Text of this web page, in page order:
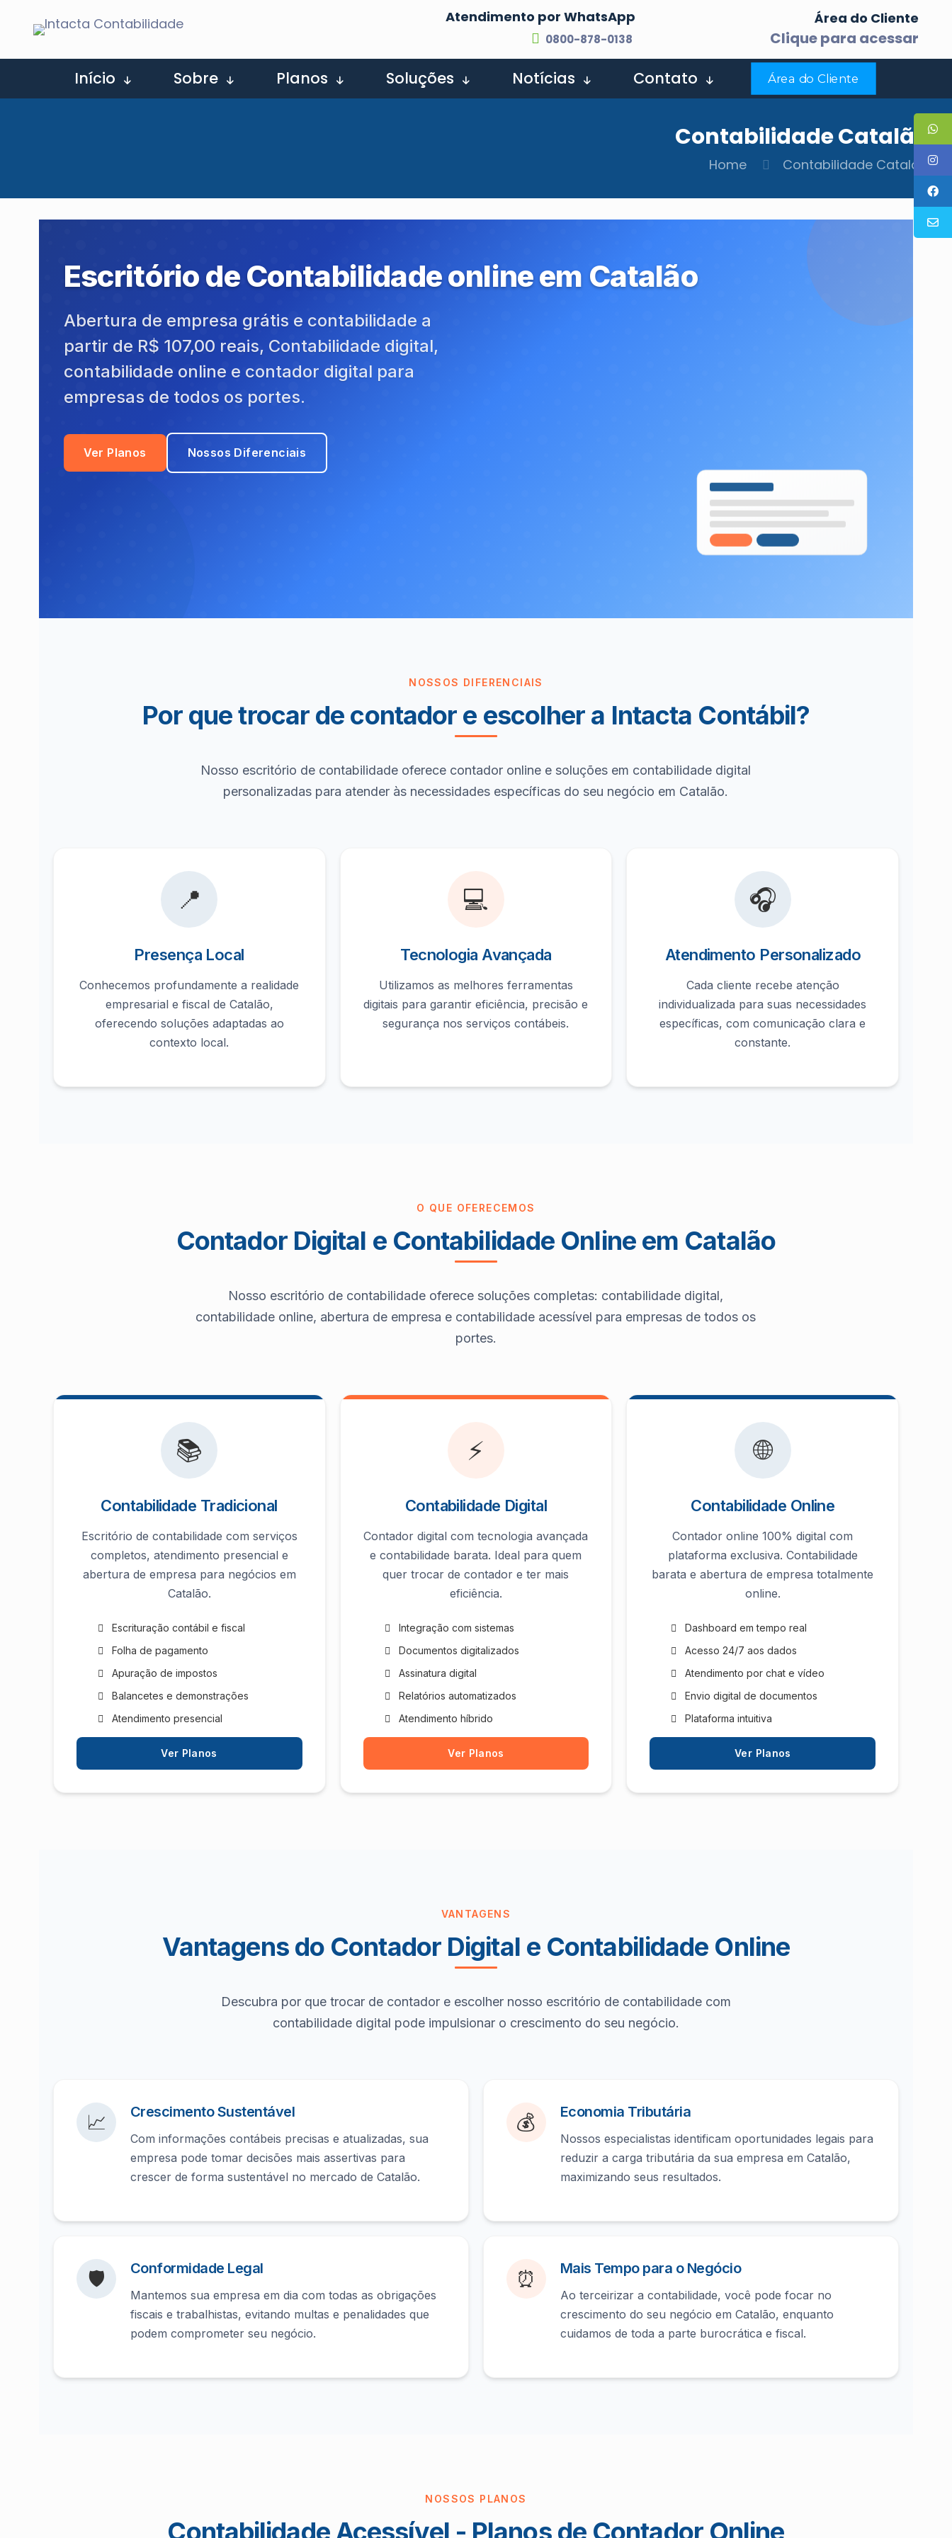
Atendimento por WhatsApp
0800-878-0138
Área do Cliente
Clique para acessar
Início Sobre Planos Soluções Notícias Contato Área do Cliente
Contabilidade Catalão
Home Contabilidade Catalão
Escritório de Contabilidade online em Catalão
Abertura de empresa grátis e contabilidade a
partir de R$ 107,00 reais, Contabilidade digital,
contabilidade online e contador digital para
empresas de todos os portes.
Ver Planos Nossos Diferenciais
NOSSOS DIFERENCIAIS
Por que trocar de contador e escolher a Intacta Contábil?
Nosso escritório de contabilidade oferece contador online e soluções em contabilidade digital
personalizadas para atender às necessidades específicas do seu negócio em Catalão.
📍
Presença Local
Conhecemos profundamente a realidade
empresarial e fiscal de Catalão,
oferecendo soluções adaptadas ao
contexto local.
💻
Tecnologia Avançada
Utilizamos as melhores ferramentas
digitais para garantir eficiência, precisão e
segurança nos serviços contábeis.
🎧
Atendimento Personalizado
Cada cliente recebe atenção
individualizada para suas necessidades
específicas, com comunicação clara e
constante.
O QUE OFERECEMOS
Contador Digital e Contabilidade Online em Catalão
Nosso escritório de contabilidade oferece soluções completas: contabilidade digital,
contabilidade online, abertura de empresa e contabilidade acessível para empresas de todos os
portes.
📚
Contabilidade Tradicional
Escritório de contabilidade com serviços
completos, atendimento presencial e
abertura de empresa para negócios em
Catalão.
Escrituração contábil e fiscal
Folha de pagamento
Apuração de impostos
Balancetes e demonstrações
Atendimento presencial
Ver Planos
⚡
Contabilidade Digital
Contador digital com tecnologia avançada
e contabilidade barata. Ideal para quem
quer trocar de contador e ter mais
eficiência.
Integração com sistemas
Documentos digitalizados
Assinatura digital
Relatórios automatizados
Atendimento híbrido
Ver Planos
🌐
Contabilidade Online
Contador online 100% digital com
plataforma exclusiva. Contabilidade
barata e abertura de empresa totalmente
online.
Dashboard em tempo real
Acesso 24/7 aos dados
Atendimento por chat e vídeo
Envio digital de documentos
Plataforma intuitiva
Ver Planos
VANTAGENS
Vantagens do Contador Digital e Contabilidade Online
Descubra por que trocar de contador e escolher nosso escritório de contabilidade com
contabilidade digital pode impulsionar o crescimento do seu negócio.
📈 Crescimento Sustentável
Com informações contábeis precisas e atualizadas, sua
empresa pode tomar decisões mais assertivas para
crescer de forma sustentável no mercado de Catalão.
💰 Economia Tributária
Nossos especialistas identificam oportunidades legais para
reduzir a carga tributária da sua empresa em Catalão,
maximizando seus resultados.
🛡️ Conformidade Legal
Mantemos sua empresa em dia com todas as obrigações
fiscais e trabalhistas, evitando multas e penalidades que
podem comprometer seu negócio.
⏰ Mais Tempo para o Negócio
Ao terceirizar a contabilidade, você pode focar no
crescimento do seu negócio em Catalão, enquanto
cuidamos de toda a parte burocrática e fiscal.
NOSSOS PLANOS
Contabilidade Acessível - Planos de Contador Online